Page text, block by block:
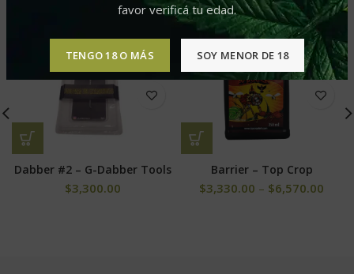
favor verificá tu edad.
TENGO 18 O MÁS SOY MENOR DE 18
Dabber #2 – G-Dabber Tools
$3,300.00
Barrier – Top Crop
$3,330.00 – $6,570.00